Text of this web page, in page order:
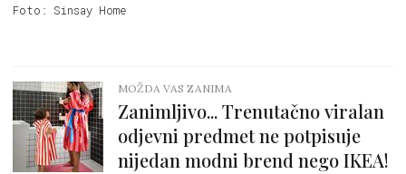
Foto: Sinsay Home
MOŽDA VAS ZANIMA
Zanimljivo... Trenutačno viralan
odjevni predmet ne potpisuje
nijedan modni brend nego IKEA!